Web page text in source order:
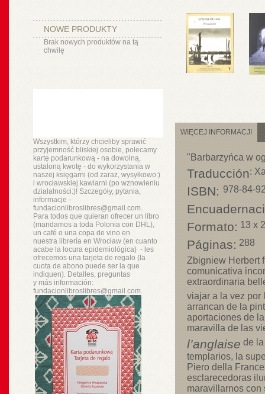
NOWE PRODUKTY
Brak nowych produktów na tą
chwilę
Wszystkim, którzy chcieliby sprawić
przyjemność bliskiej osobie, polecamy
kartę podarunkową - na dowolną,
ustaloną kwotę - do wykorzystania w
naszej księgarni (od zaraz, wysyłkowo:)
i wrocławskiej kawiarni (po wznowieniu
działalności:)! Szczegóły, pytania,
informacje -
fundacionlibroslibres@gmail.com.
Para todos que quieran ofrecer un libro
(mandamos a toda Polonia con DHL),
un café o una copa de vino en
nuestra libreríaen Wrocław (en cuanto
acabe la locura epidemiológica) - les
ofrecemos una tarjeta de regalo (la
cuota de abono puede ser la que
indiquen). Detalles, preguntas
y másinformación:
fundacionlibroslibres@gmail.com.
WIĘCEJ INFORMACJI
"Barbarzyńca w
Traducción:
ISBN: 978-84-
Formato: 13 x
Páginas: 288
Zbigniew Herbert
comunicativa
extraordinaria
viajar a la vez por
arrancan de la
aportaciones de
maravilla de las
l’anglaise de
templarios, la
Piero della
esclarecedoras
maravillarnos